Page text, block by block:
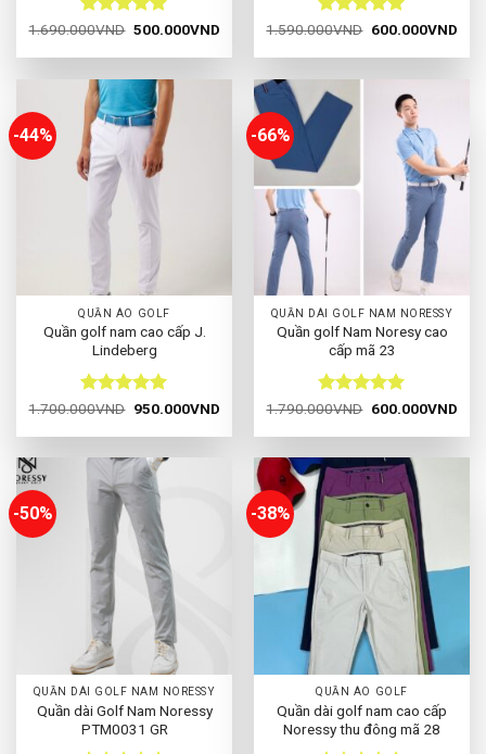
Được xếp
sao
1.690.000VND Giá
là:
500.000VNDGiá
tại
500.000VND.
Được xếp
sao
1.590.000VND Giá
là:
600.000VNDGiá
tại
-44%
QUẦN ÁO GOLF
Quần golf nam cao cấp J.
Lindeberg
Được xếp
sao
1.700.000VND Giá
là:
950.000VNDGiá
tại
950.000VND.
-66%
QUẦN DÀI GOLF NAM NORESSY
Quần golf Nam Noresy cao
cấp mã 23
Được xếp
sao
1.790.000VND Giá
là:
600.000VNDGiá
tại
-50%
QUẦN DÀI GOLF NAM NORESSY
Quần dài Golf Nam Noressy
PTM0031 GR
-38%
QUẦN ÁO GOLF
Quần dài golf nam cao cấp
Noressy thu đông mã 28